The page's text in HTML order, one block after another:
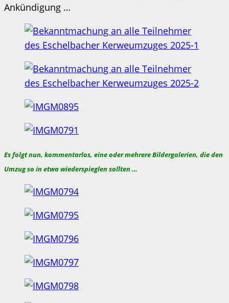
Ankündigung …
Es folgt nun, kommentarlos, eine oder mehrere Bildergalerien, die den
Umzug so in etwa wiederspieglen sollten …